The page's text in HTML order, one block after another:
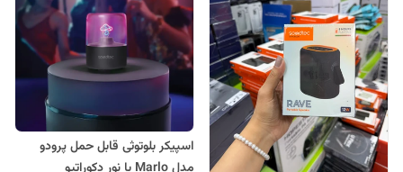
اسپیکر بلوتوثی قابل حمل پرودو